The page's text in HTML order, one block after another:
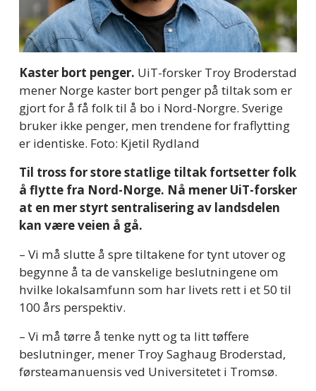
Kaster bort penger. UiT-forsker Troy Broderstad
mener Norge kaster bort penger på tiltak som er
gjort for å få folk til å bo i Nord-Norgre. Sverige
bruker ikke penger, men trendene for fraflytting
er identiske. Foto: Kjetil Rydland
Til tross for store statlige tiltak fortsetter folk
å flytte fra Nord-Norge. Nå mener UiT-forsker
at en mer styrt sentralisering av landsdelen
kan være veien å gå.
– Vi må slutte å spre tiltakene for tynt utover og
begynne å ta de vanskelige beslutningene om
hvilke lokalsamfunn som har livets rett i et 50 til
100 års perspektiv.
– Vi må tørre å tenke nytt og ta litt tøffere
beslutninger, mener Troy Saghaug Broderstad,
førsteamanuensis ved Universitetet i Tromsø.